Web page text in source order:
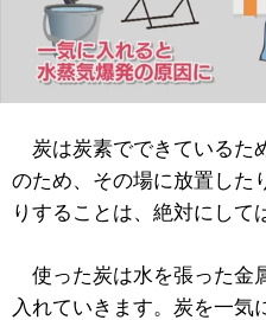
炭は炭素でできているた
のため、その場に放置した
りすることは、絶対にして
使った炭は水を張った金
入れていきます。炭を一気